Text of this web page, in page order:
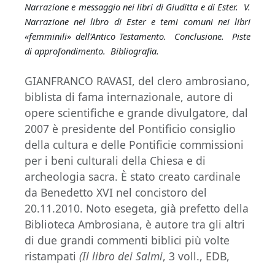
Narrazione e messaggio nei libri di Giuditta e di Ester. V.
Narrazione nel libro di Ester e temi comuni nei libri
«femminili» dell'Antico Testamento. Conclusione. Piste
di approfondimento. Bibliografia.
GIANFRANCO RAVASI, del clero ambrosiano,
biblista di fama internazionale, autore di
opere scientifiche e grande divulgatore, dal
2007 è presidente del Pontificio consiglio
della cultura e delle Pontificie commissioni
per i beni culturali della Chiesa e di
archeologia sacra. È stato creato cardinale
da Benedetto XVI nel concistoro del
20.11.2010. Noto esegeta, già prefetto della
Biblioteca Ambrosiana, è autore tra gli altri
di due grandi commenti biblici più volte
ristampati (Il libro dei Salmi, 3 voll., EDB,